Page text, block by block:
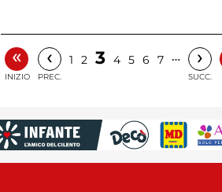
«
INIZIO
‹
PREC.
1 2 3 4 5 6 7 … ›
SUCC.